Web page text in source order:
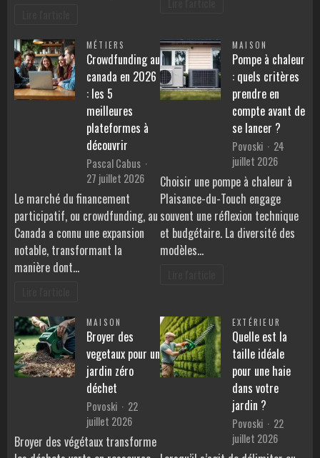
MÉTIERS
Crowdfunding au
canada en 2026
: les 5
meilleures
plateformes à
découvrir
Pascal Cabus
27 juillet 2026
Le marché du financement
participatif, ou crowdfunding, au
Canada a connu une expansion
notable, transformant la
manière dont…
MAISON
Pompe à chaleur
: quels critères
prendre en
compte avant de
se lancer ?
Povoski
24
juillet 2026
Choisir une pompe à chaleur à
Plaisance-du-Touch engage
souvent une réflexion technique
et budgétaire. La diversité des
modèles…
MAISON
Broyer des
vegetaux pour un
jardin zéro
déchet
Povoski
22
juillet 2026
Broyer des végétaux transforme
EXTÉRIEUR
Quelle est la
taille idéale
pour une haie
dans votre
jardin ?
Povoski
22
juillet 2026